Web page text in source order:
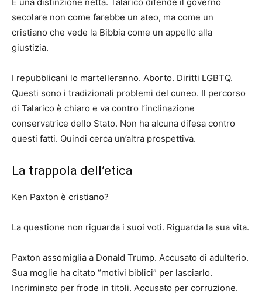
secolare non come farebbe un ateo, ma come un
cristiano che vede la Bibbia come un appello alla
giustizia.
I repubblicani lo martelleranno. Aborto. Diritti LGBTQ.
Questi sono i tradizionali problemi del cuneo. Il percorso
di Talarico è chiaro e va contro l’inclinazione
conservatrice dello Stato. Non ha alcuna difesa contro
questi fatti. Quindi cerca un’altra prospettiva.
La trappola dell’etica
Ken Paxton è cristiano?
La questione non riguarda i suoi voti. Riguarda la sua vita.
Paxton assomiglia a Donald Trump. Accusato di adulterio.
Sua moglie ha citato “motivi biblici” per lasciarlo.
Incriminato per frode in titoli. Accusato per corruzione.